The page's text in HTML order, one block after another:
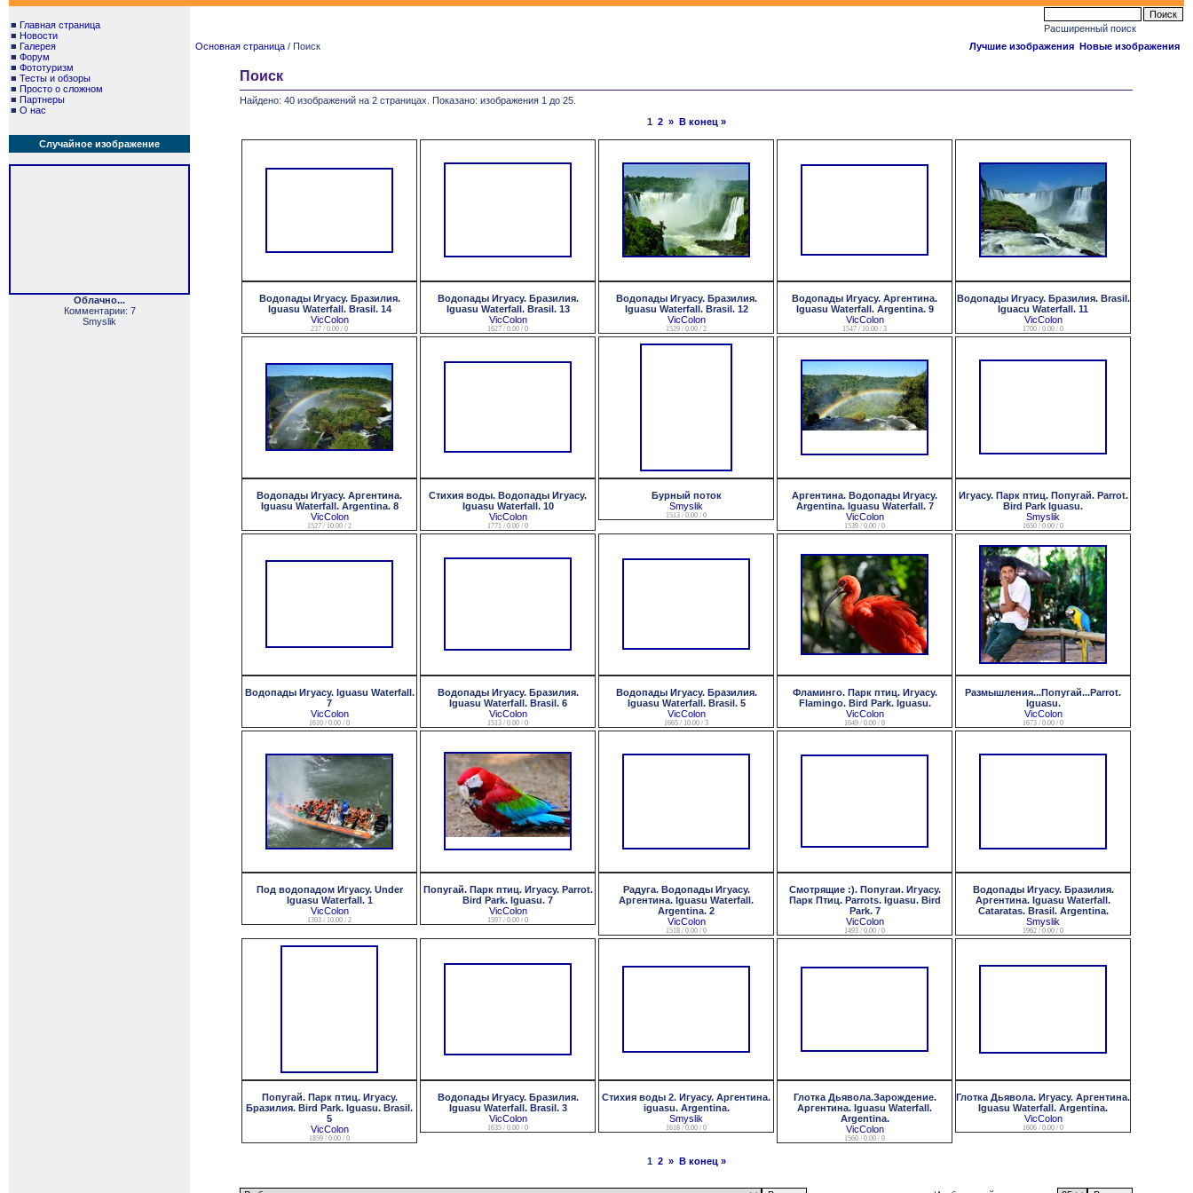
■ Главная страница
■ Новости
■ Галерея
■ Форум
■ Фототуризм
■ Тесты и обзоры
■ Просто о сложном
■ Партнеры
■ О нас
Случайное изображение
Облачно...
Комментарии: 7
Smyslik
Расширенный поиск
Основная страница / Поиск Лучшие изображения Новые изображения
Поиск
Найдено: 40 изображений на 2 страницах. Показано: изображения 1 до 25.
1 2 » В конец »
Водопады Игуасу. Бразилия.
Iguasu Waterfall. Brasil. 14
VicColon
237 / 0.00 / 0
Водопады Игуасу. Бразилия.
Iguasu Waterfall. Brasil. 13
VicColon
1627 / 0.00 / 0
Водопады Игуасу. Бразилия.
Iguasu Waterfall. Brasil. 12
VicColon
1529 / 0.00 / 2
Водопады Игуасу. Аргентина.
Iguasu Waterfall. Argentina. 9
VicColon
1547 / 10.00 / 3
Водопады Игуасу. Бразилия. Brasil.
Iguaсu Waterfall. 11
VicColon
1700 / 0.00 / 0
Водопады Игуасу. Аргентина.
Iguasu Waterfall. Argentina. 8
VicColon
1527 / 10.00 / 2
Стихия воды. Водопады Игуасу.
Iguasu Waterfall. 10
VicColon
1771 / 0.00 / 0
Бурный поток
Smyslik
1513 / 0.00 / 0
Аргентина. Водопады Игуасу.
Argentina. Iguasu Waterfall. 7
VicColon
1539 / 0.00 / 0
Игуасу. Парк птиц. Попугай. Parrot.
Bird Park Iguasu.
Smyslik
1650 / 0.00 / 0
Водопады Игуасу. Iguasu Waterfall.
7
VicColon
1610 / 0.00 / 0
Водопады Игуасу. Бразилия.
Iguasu Waterfall. Brasil. 6
VicColon
1513 / 0.00 / 0
Водопады Игуасу. Бразилия.
Iguasu Waterfall. Brasil. 5
VicColon
1665 / 10.00 / 3
Фламинго. Парк птиц. Игуасу.
Flamingo. Bird Park. Iguasu.
VicColon
1649 / 0.00 / 0
Размышления...Попугай...Parrot.
Iguasu.
VicColon
1673 / 0.00 / 0
Под водопадом Игуасу. Under
Iguasu Waterfall. 1
VicColon
1393 / 10.00 / 2
Попугай. Парк птиц. Игуасу. Parrot.
Bird Park. Iguasu. 7
VicColon
1597 / 0.00 / 0
Радуга. Водопады Игуасу.
Аргентина. Iguasu Waterfall.
Argentina. 2
VicColon
1518 / 0.00 / 0
Смотрящие :). Попугаи. Игуасу.
Парк Птиц. Parrots. Iguasu. Bird
Park. 7
VicColon
1493 / 0.00 / 0
Водопады Игуасу. Бразилия.
Аргентина. Iguasu Waterfall.
Cataratas. Brasil. Argentina.
Smyslik
1962 / 0.00 / 0
Попугай. Парк птиц. Игуасу.
Бразилия. Bird Park. Iguasu. Brasil.
5
VicColon
1859 / 0.00 / 0
Водопады Игуасу. Бразилия.
Iguasu Waterfall. Brasil. 3
VicColon
1635 / 0.00 / 0
Стихия воды 2. Игуасу. Аргентина.
iguasu. Argentina.
Smyslik
1618 / 0.00 / 0
Глотка Дьявола.Зарождение.
Аргентина. Iguasu Waterfall.
Argentina.
VicColon
1560 / 0.00 / 0
Глотка Дьявола. Игуасу. Аргентина.
Iguasu Waterfall. Argentina.
VicColon
1606 / 0.00 / 0
1 2 » В конец »